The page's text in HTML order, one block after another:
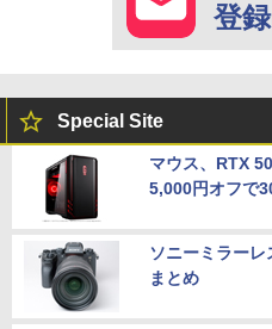
登
Special Site
マウス、RTX
5,000円オフで
ソニーミラー
まとめ